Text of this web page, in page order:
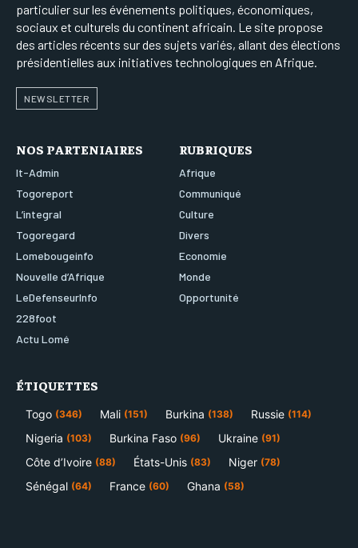
particulier sur les événements politiques, économiques,
sociaux et culturels du continent africain. Le site propose
des articles récents sur des sujets variés, allant des élections
présidentielles aux initiatives technologiques en Afrique.
NEWSLETTER
NOS PARTENIAIRES
It-Admin
Togoreport
L’integral
Togoregard
Lomebougeinfo
Nouvelle d’Afrique
LeDefenseurInfo
228foot
Actu Lomé
RUBRIQUES
Afrique
Communiqué
Culture
Divers
Economie
Monde
Opportunité
ÉTIQUETTES
Togo (346) Mali (151) Burkina (138) Russie (114)
Nigeria (103) Burkina Faso (96) Ukraine (91)
Côte d’Ivoire (88) États-Unis (83) Niger (78)
Sénégal (64) France (60) Ghana (58)